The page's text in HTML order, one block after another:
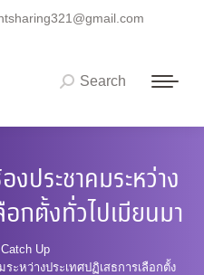
Search:
Search
ประชาคมระหว่าง
อกตั้งทั่วไปเมียนมา
Catch Up
ะหว่างประเทศปฏิเสธการเลือกตั้ง